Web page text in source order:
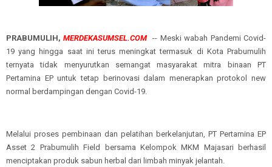
PRABUMULIH,MERDEKASUMSEL.COM -- Meski wabah Pandemi Covid-
19 yang hingga saat ini terus meningkat termasuk di Kota Prabumulih
ternyata tidak menyurutkan semangat masyarakat mitra binaan PT
Pertamina EP untuk tetap berinovasi dalam menerapkan protokol new
normal berdampingan dengan Covid-19.
Melalui proses pembinaan dan pelatihan berkelanjutan, PT Pertamina EP
Asset 2 Prabumulih Field bersama Kelompok MKM Majasari berhasil
menciptakan produk sabun herbal dari limbah minyak jelantah.